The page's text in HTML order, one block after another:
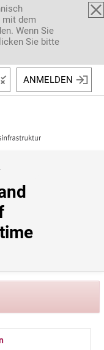
mit dem
Wenn Sie
Sie bitte
ANMELDEN